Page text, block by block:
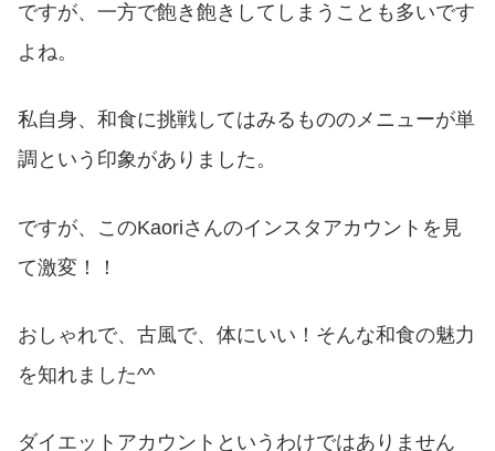
ですが、一方で飽き飽きしてしまうことも多いです
よね。
私自身、和食に挑戦してはみるもののメニューが単
調という印象がありました。
ですが、このKaoriさんのインスタアカウントを見
て激変！！
おしゃれで、古風で、体にいい！そんな和食の魅力
を知れました^^
ダイエットアカウントというわけではありません